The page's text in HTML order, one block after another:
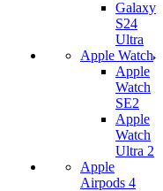
Galaxy
S24
Ultra
Apple Watch
Apple
Watch
SE2
Apple
Watch
Ultra 2
Apple
Airpods 4